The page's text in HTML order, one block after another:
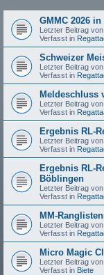
GMMC 2026
Letzter Beitrag von
Verfasst in
Schweizer
Letzter Beitrag von
Verfasst in
Meldeschluss
Letzter Beitrag von
Verfasst in
Ergebnis RL-
Letzter Beitrag von
Verfasst in
Ergebnis RL-
Böblingen
Letzter Beitrag von
Verfasst in
MM-
Letzter Beitrag von
Verfasst in
Micro Magic
Letzter Beitrag von
Verfasst in Biete